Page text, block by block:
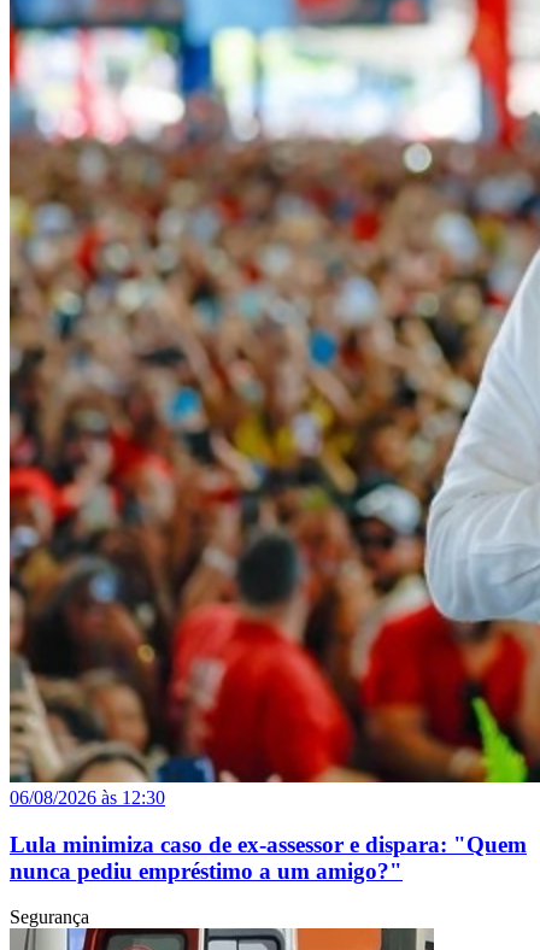
06/08/2026 às 12:30
Lula minimiza caso de ex-assessor e dispara: "Quem
nunca pediu empréstimo a um amigo?"
Segurança